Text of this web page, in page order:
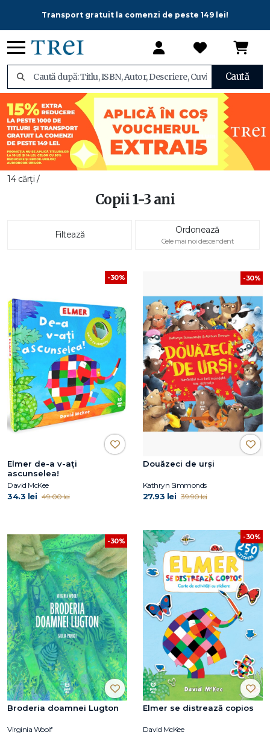
Transport gratuit la comenzi de peste 149 lei!
Caută
14 cărți /
Copii 1-3 ani
Filtează Ordonează
Cele mai noi descendent
-30%
Elmer de-a v-ați
ascunselea!
David McKee
34.3 lei 49.00 lei
-30%
Douăzeci de urși
Kathryn Simmonds
27.93 lei 39.90 lei
-30%
Broderia doamnei Lugton
Virginia Woolf
-30%
Elmer se distrează copios
David McKee